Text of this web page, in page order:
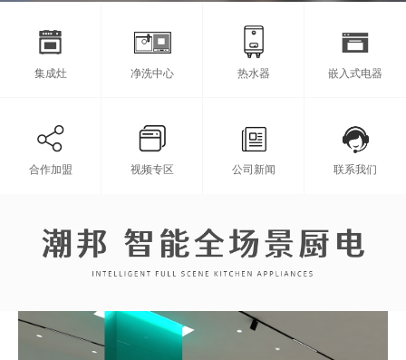
集成灶 净洗中心 热水器 嵌入式电器
合作加盟 视频专区 公司新闻 联系我们